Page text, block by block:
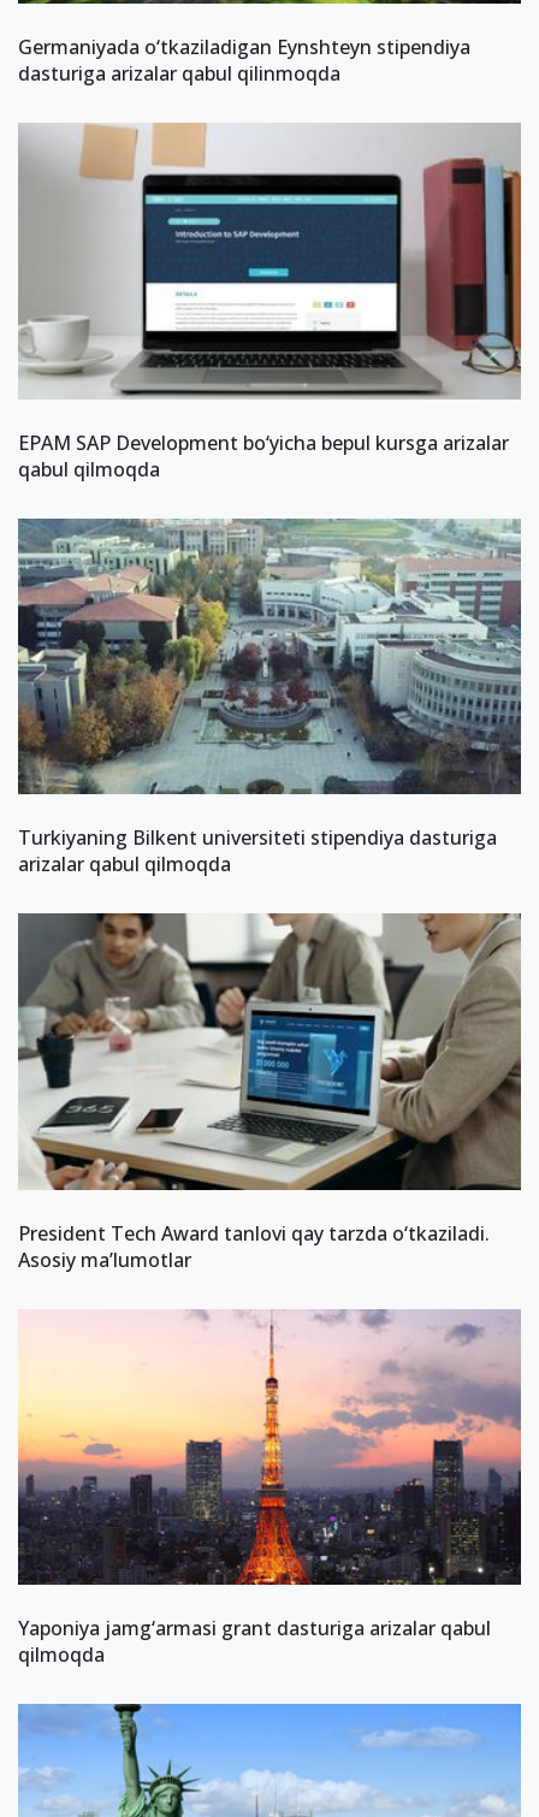
Germaniyada o‘tkaziladigan Eynshteyn stipendiya
dasturiga arizalar qabul qilinmoqda
EPAM SAP Development bo‘yicha bepul kursga arizalar
qabul qilmoqda
Turkiyaning Bilkent universiteti stipendiya dasturiga
arizalar qabul qilmoqda
President Tech Award tanlovi qay tarzda o‘tkaziladi.
Asosiy ma’lumotlar
Yaponiya jamg‘armasi grant dasturiga arizalar qabul
qilmoqda